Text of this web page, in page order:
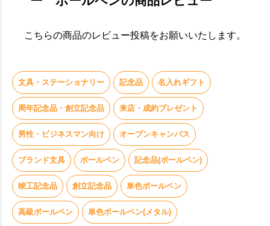
こちらの商品のレビュー投稿をお願いいたします。
文具・ステーショナリー 記念品 名入れギフト
周年記念品・創立記念品 来店・成約プレゼント
男性・ビジネスマン向け オープンキャンパス
ブランド文具 ボールペン 記念品(ボールペン)
竣工記念品 創立記念品 単色ボールペン
高級ボールペン 単色ボールペン(メタル)